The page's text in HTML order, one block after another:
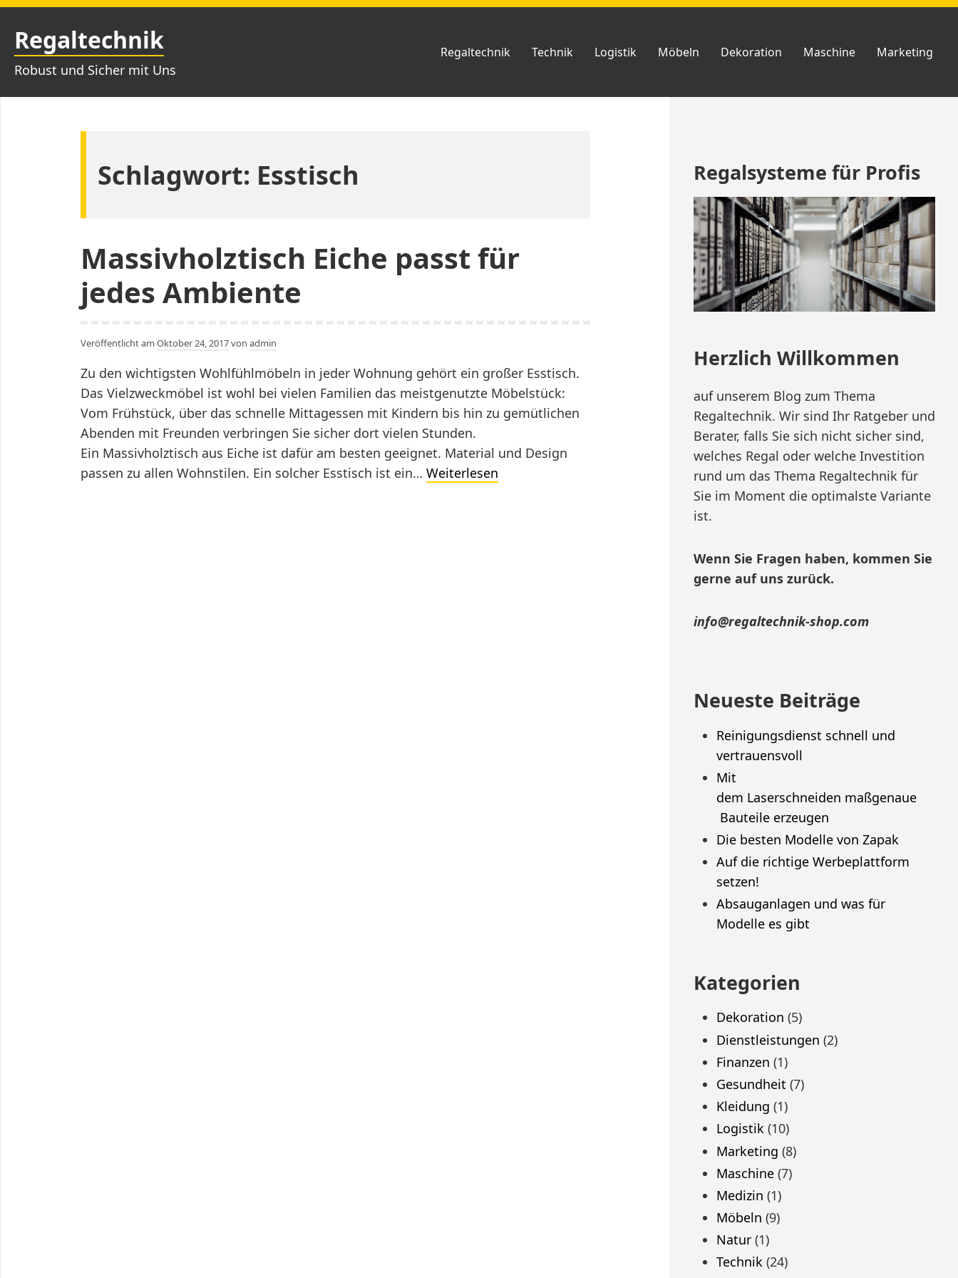
Zum
Inhalt
springen
Regaltechnik
Robust und Sicher mit Uns
Regaltechnik Technik Logistik Möbeln Dekoration Maschine Marketing
Schlagwort: Esstisch
Massivholztisch Eiche passt für
jedes Ambiente
Veröffentlicht am Oktober 24, 2017von admin
Zu den wichtigsten Wohlfühlmöbeln in jeder Wohnung gehört ein großer Esstisch.
Das Vielzweckmöbel ist wohl bei vielen Familien das meistgenutzte Möbelstück:
Vom Frühstück, über das schnelle Mittagessen mit Kindern bis hin zu gemütlichen
Abenden mit Freunden verbringen Sie sicher dort vielen Stunden.
Ein Massivholztisch aus Eiche ist dafür am besten geeignet. Material und Design
passen zu allen Wohnstilen. Ein solcher Esstisch ist ein… Weiterlesen
Footer
Regalsysteme für Profis
Herzlich Willkommen
auf unserem Blog zum Thema
Regaltechnik. Wir sind Ihr Ratgeber und
Berater, falls Sie sich nicht sicher sind,
welches Regal oder welche Investition
rund um das Thema Regaltechnik für
Sie im Moment die optimalste Variante
ist.
Wenn Sie Fragen haben, kommen Sie
gerne auf uns zurück.
info@regaltechnik-shop.com
Neueste Beiträge
Reinigungsdienst schnell und
vertrauensvoll
Mit
dem Laserschneiden maßgenaue
Bauteile erzeugen
Die besten Modelle von Zapak
Auf die richtige Werbeplattform
setzen!
Absauganlagen und was für
Modelle es gibt
Kategorien
Dekoration (5)
Dienstleistungen (2)
Finanzen (1)
Gesundheit (7)
Kleidung (1)
Logistik(10)
Marketing (8)
Maschine(7)
Medizin (1)
Möbeln (9)
Natur(1)
Technik(24)